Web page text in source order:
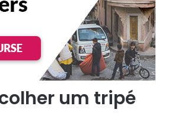
um tripé